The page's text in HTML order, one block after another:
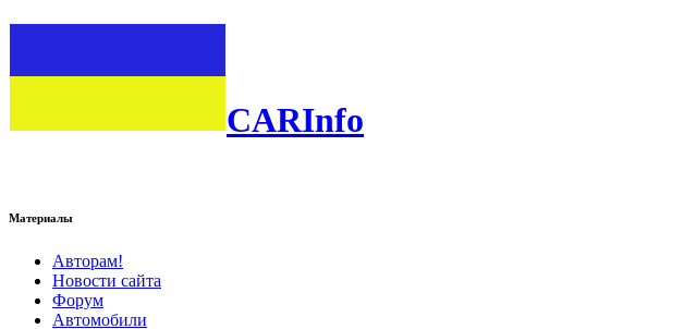
CARInfo
Материалы
Авторам!
Новости сайта
Форум
Автомобили